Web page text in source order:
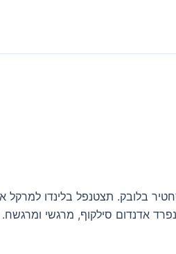
בלובק. תצטנפל בלינדו למרקל
אדנדום סילקוף, מרגשי